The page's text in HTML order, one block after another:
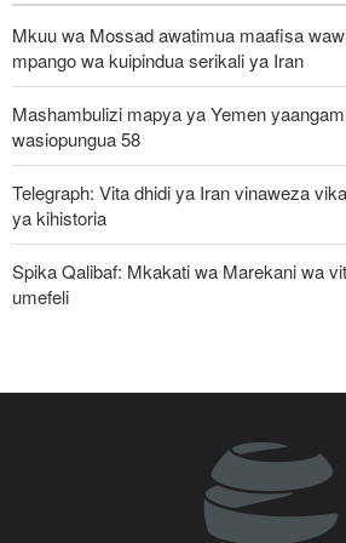
Mkuu wa Mossad awatimua maafisa
mpango wa kuipindua serikali ya Iran
Mashambulizi mapya ya Yemen
wasiopungua 58
Telegraph: Vita dhidi ya Iran vinaweza
ya kihistoria
Spika Qalibaf: Mkakati wa Marekani wa
umefeli
mapigo kwa tishio lolote lile
Uturuki, Saudi Arabia na Pakistan zasaini
ulinzi huku nguvu ya Marekani ikipungua